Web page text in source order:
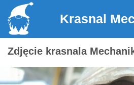
Krasnal
Zdjęcie krasnala